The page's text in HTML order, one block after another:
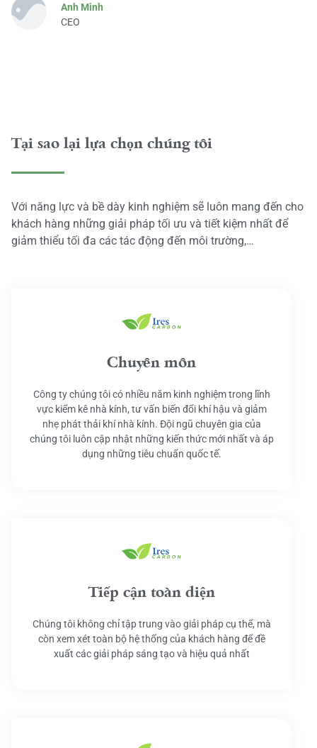
Anh Minh
CEO
Tại sao lại lựa chọn chúng tôi
Với năng lực và bề dày kinh nghiệm sẽ luôn mang đến cho
khách hàng những giải pháp tối ưu và tiết kiệm nhất để
giảm thiểu tối đa các tác động đến môi trường,…
Chuyên môn
Công ty chúng tôi có nhiều năm kinh nghiệm trong lĩnh
vực kiểm kê nhà kính, tư vấn biến đổi khí hậu và giảm
nhẹ phát thải khí nhà kính. Đội ngũ chuyên gia của
chúng tôi luôn cập nhật những kiến thức mới nhất và áp
dụng những tiêu chuẩn quốc tế.
Tiếp cận toàn diện
Chúng tôi không chỉ tập trung vào giải pháp cụ thể, mà
còn xem xét toàn bộ hệ thống của khách hàng để đề
xuất các giải pháp sáng tạo và hiệu quả nhất